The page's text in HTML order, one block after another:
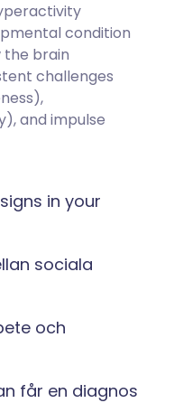
condition
the brain
challenges
and impulse
in your
sociala
och
får en diagnos